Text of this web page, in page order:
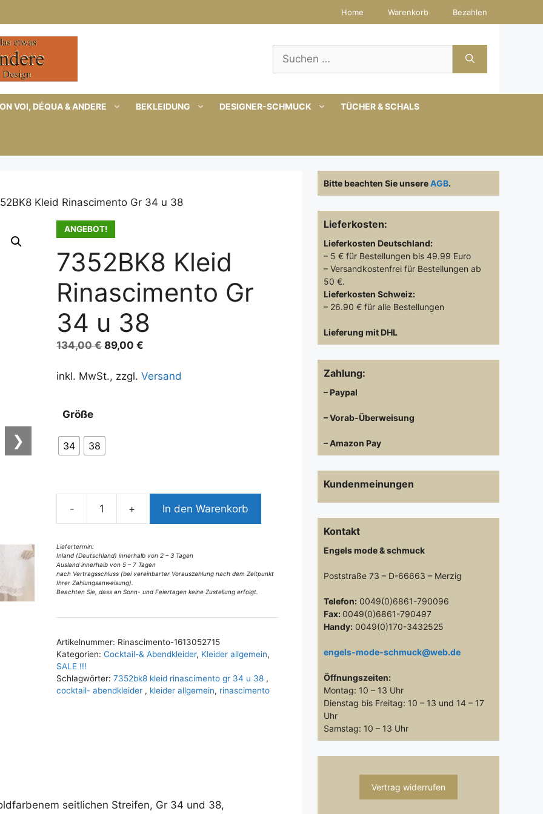
Home Warenkorb Bezahlen
Suchen
nach:
VOI, DÉQUA & ANDERE BEKLEIDUNG DESIGNER-SCHMUCK TÜCHER & SCHALS
Kleid Rinascimento Gr 34 u 38
ANGEBOT!
❯
7352BK8 Kleid
Rinascimento Gr
34 u 38
134,00€Ursprünglicher
war:
89,00€
ist:
inkl. MwSt., zzgl.Versand
Größe
34 38
-
Rinascimento
Gr
34
u
Menge
+ In den Warenkorb
Liefertermin:
Inland (Deutschland) innerhalb von 2 – 3 Tagen
Ausland innerhalb von 5 – 7 Tagen
nach Vertragsschluss (bei vereinbarter Vorauszahlung nach dem Zeitpunkt
Ihrer Zahlungsanweisung).
Beachten Sie, dass an Sonn- und Feiertagen keine Zustellung erfolgt.
t
e
a
i
v
e
:
Artikelnummer: Rinascimento-1613052715
Kategorien:Cocktail-& Abendkleider, Kleider allgemein,
SALE !!!
Schlagwörter:7352bk8 kleid rinascimento gr 34 u 38 ,
cocktail- abendkleider , kleider allgemein, rinascimento
seitlichen Streifen, Gr 34 und 38,
Bitte beachten Sie unsereAGB.
Lieferkosten:
Lieferkosten Deutschland:
– 5 € für Bestellungen bis 49.99 Euro
– Versandkostenfrei für Bestellungen ab
50 €.
Lieferkosten Schweiz:
– 26.90 € für alle Bestellungen
Lieferung mit DHL
Zahlung:
– Paypal
– Vorab-Überweisung
– Amazon Pay
Kundenmeinungen
Kontakt
Engels mode & schmuck
Poststraße 73 – D-66663 – Merzig
Telefon: 0049(0)6861-790096
Fax: 0049(0)6861-790497
Handy: 0049(0)170-3432525
engels-mode-schmuck@web.de
Öffnungszeiten:
Montag: 10 – 13 Uhr
Dienstag bis Freitag: 10 – 13 und 14 – 17
Uhr
Samstag: 10 – 13 Uhr
Vertrag widerrufen